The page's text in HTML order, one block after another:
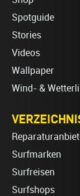
Spotguide
Stories
Videos
Wallpaper
Wind- &
Surfmarken
Surfreisen
Surfshops